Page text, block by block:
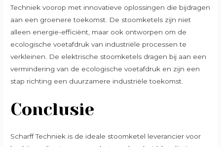
Techniek voorop met innovatieve oplossingen die bijdragen
aan een groenere toekomst. De stoomketels zijn niet
alleen energie-efficiënt, maar ook ontworpen om de
ecologische voetafdruk van industriële processen te
verkleinen. De elektrische stoomketels dragen bij aan een
vermindering van de ecologische voetafdruk en zijn een
stap richting een duurzamere industriële toekomst.
Conclusie
Scharff Techniek is de ideale stoomketel leverancier voor